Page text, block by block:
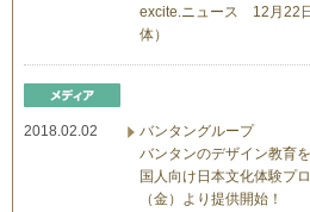
excite.ニュース 12月22
体）
2018.02.02
バンタングループ
バンタンのデザイン教育
国人向け日本文化体験プ
（金）より提供開始！